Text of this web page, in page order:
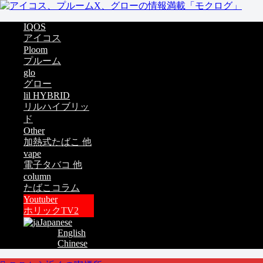
IQOS
アイコス
Ploom
プルーム
glo
グロー
lil HYBRID
リルハイブリッ
ド
Other
加熱式たばこ 他
vape
電子タバコ 他
column
たばこコラム
Youtuber
ホリックTV2
Japanese
English
Chinese